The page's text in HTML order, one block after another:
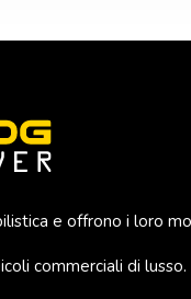
e offrono i loro
commerciali di